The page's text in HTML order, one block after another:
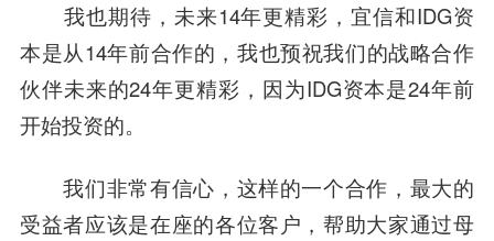
我也期待，未来14年更精彩，宜信和IDG资
本是从14年前合作的，我也预祝我们的战略合作
伙伴未来的24年更精彩，因为IDG资本是24年前
开始投资的。
我们非常有信心，这样的一个合作，最大的
受益者应该是在座的各位客户，帮助大家通过母